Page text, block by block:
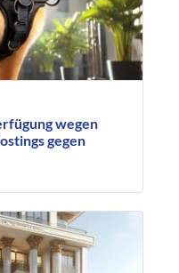
wegen
gegen